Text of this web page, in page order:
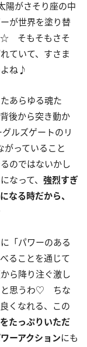
陽がさそり座の中
が世界を塗り替
☆ そもそもさそ
ていて、すさま
よね♪
あらゆる魂た
後から突き動か
ルズゲートのリ
っていること
のではないかし
って、 強烈すぎ
なる時だから、
「パワーのある
ることを通じて
ら降り注ぐ激し
と思うわ♡ ちな
くなれる、この
たっぷりいただ
ーアクションにも